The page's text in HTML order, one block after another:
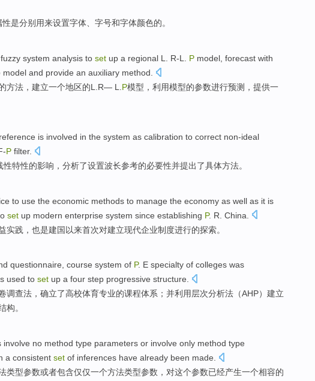
性是分别 用来设置字体 字号和字体颜色的。
fuzzy system analysis to set up a regional L. R-L P model forecast with
model and provide an auxiliary method
方法 ， 建立一个地区的L.R— L. P模型 ，利用模型的参数进行预测 ， 提供一
reference is involved in the system as calibration to correct non-ideal
P filter.
性特性的影响，分析了设置波长参考的必要性并提出了具体方法。
to use the economic methods to manage the economy as well as it is
set up modern enterprise system since establishing P. R. China
实践 ， 也是建国以来首次对建立现代企业制度进行的探索。
questionnaire, course system of P. E specialty of colleges was
used to set up a four step progressive structure.
调查法 ，确立了高校体育专业的课程体系 ； 并利用层次分析法（AHP） 建立
构。
involve no method type parameters or involve only method type
a consistent set of inferences have already been made.
类型参数或者包含仅仅一个方法类型参数， 对这个参数已经产生一个相容的